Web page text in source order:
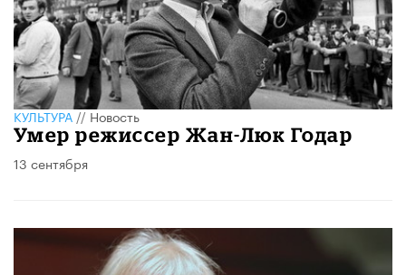
КУЛЬТУРА//Новость
Умер режиссер Жан-Люк Годар
13 сентября